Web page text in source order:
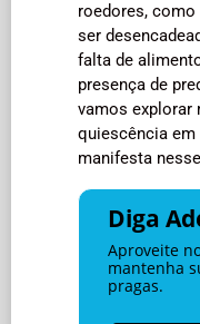
roedores,
ser
falta de
presença de
vamos explorar
quiescência
manifesta
Diga
Aproveite
mantenha
pragas.